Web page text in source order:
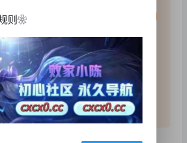
观点，并不代表本站赞同其观点和
易上瘾，请注意节制！
【不稳定！不常在】
则❀